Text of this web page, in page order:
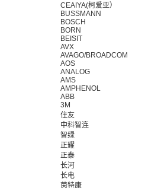
CEAIYA(柯爱亚）
BUSSMANN
BOSCH
BORN
BEISIT
AVX
AVAGO/BROADCOM
AOS
ANALOG
AMS
AMPHENOL
ABB
3M
住友
中科智连
智绿
正耀
正泰
长河
长电
茵特康